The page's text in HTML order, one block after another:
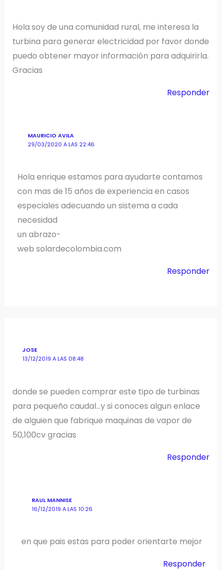
Hola soy de una comunidad rural, me interesa la
turbina para generar electricidad por favor donde
puedo obtener mayor información para adquirirla.
Gracias
Responder
MAURICIO AVILA
29/03/2020 A LAS 22:46
Hola enrique estamos para ayudarte contamos
con mas de 15 años de experiencia en casos
especiales adecuando un sistema a cada
necesidad
un abrazo-
web solardecolombia.com
Responder
JOSE
13/12/2019 A LAS 08:48
donde se pueden comprar este tipo de turbinas
para pequeño caudal…y si conoces algun enlace
de alguien que fabrique maquinas de vapor de
50,100cv gracias
Responder
RAUL MANNISE
16/12/2019 A LAS 10:26
en que pais estas para poder orientarte mejor
Responder